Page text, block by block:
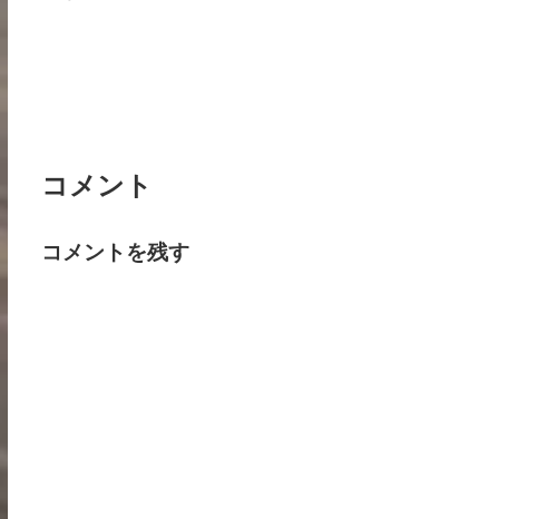
コメント
コメントを残す